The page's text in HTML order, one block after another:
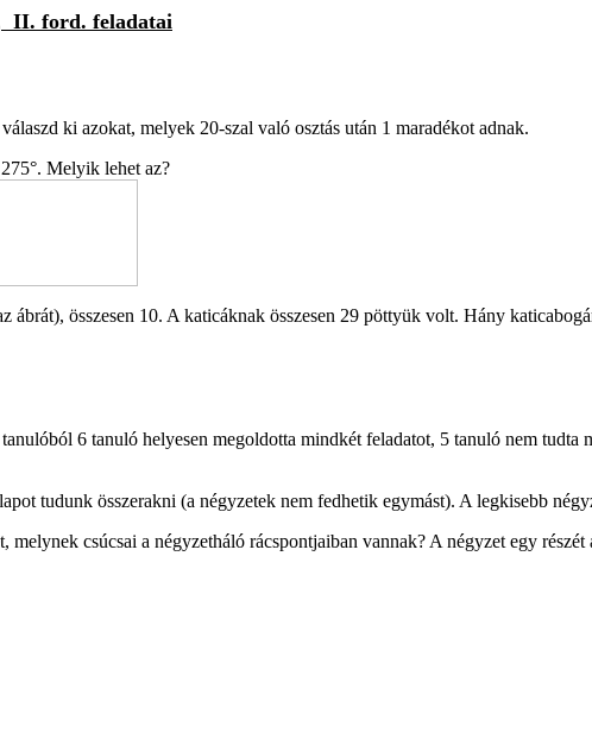
II. ford. feladatai
ki azokat, melyek 20-szal való osztás után 1 maradékot adnak.
Melyik lehet az?
ábrát), összesen 10. A katicáknak összesen 29 pöttyük volt. Hány
6 tanuló helyesen megoldotta mindkét feladatot, 5 tanuló nem
tudunk összerakni (a négyzetek nem fedhetik egymást). A legkisebb
melynek csúcsai a négyzetháló rácspontjaiban vannak? A négyzet egy